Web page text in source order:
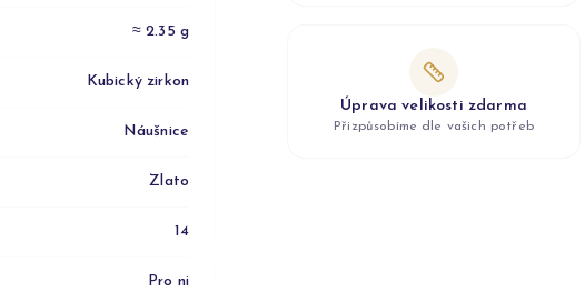
≈ 2.35 g
Kubický zirkon
Náušnice
Zlato
14
Pro ni
Úprava velikosti zdarma
Přizpůsobíme dle vašich potřeb